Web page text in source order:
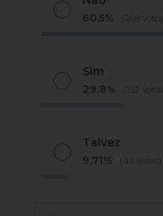
60,5% (268 votos)
Sim
29,8% (132 votos)
Talvez
9,71% (43 votos)